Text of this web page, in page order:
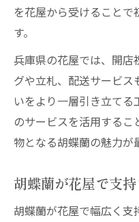
を花屋から受けること
す。
兵庫県の花屋では、開店
グや立札、配送サービス
いをより一層引き立てる
のサービスを活用するこ
物となる胡蝶蘭の魅力が
胡蝶蘭が花屋で支
胡蝶蘭が花屋で幅広く支